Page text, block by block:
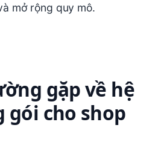
mở rộng quy mô.
gặp về hệ
gói cho shop